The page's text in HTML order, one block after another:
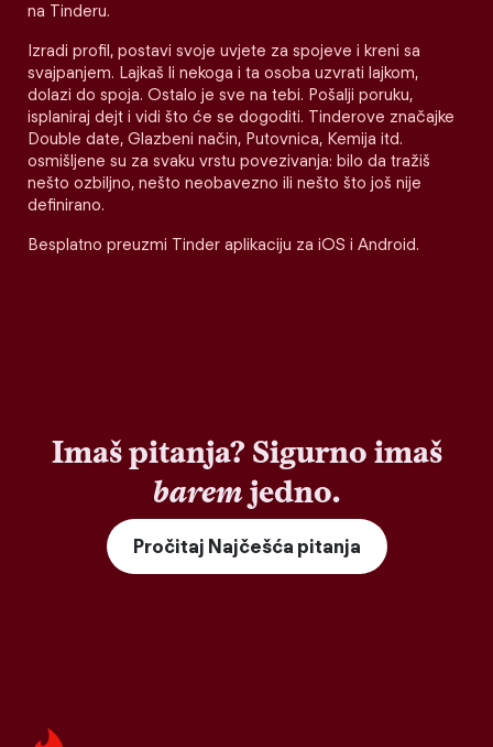
na Tinderu.
Izradi profil, postavi svoje uvjete za spojeve i kreni sa
svajpanjem. Lajkaš li nekoga i ta osoba uzvrati lajkom,
dolazi do spoja. Ostalo je sve na tebi. Pošalji poruku,
isplaniraj dejt i vidi što će se dogoditi. Tinderove značajke
Double date, Glazbeni način, Putovnica, Kemija itd.
osmišljene su za svaku vrstu povezivanja: bilo da tražiš
nešto ozbiljno, nešto neobavezno ili nešto što još nije
definirano.
Besplatno preuzmi Tinder aplikaciju za iOS i Android.
Imaš pitanja? Sigurno imaš
baremjedno.
Pročitaj Najčešća pitanja